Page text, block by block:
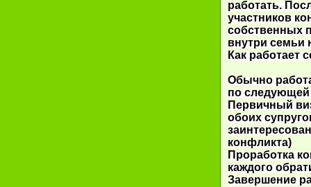
работать.
участников
собственных
внутри семьи
Как работает
Обычно
по следующей
Первичный
обоих
конфликта)
Проработка
каждого
Завершение